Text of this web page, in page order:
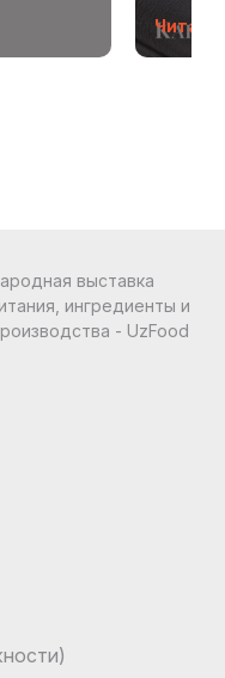
Читать
выставка
ингредиенты и
- UzFood